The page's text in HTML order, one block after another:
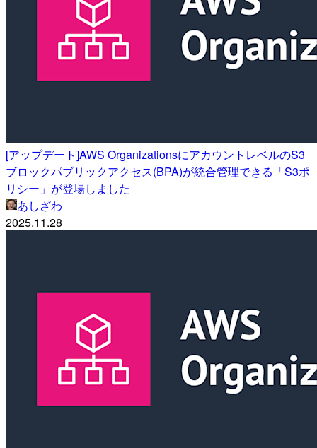
[アップデート]AWS OrganizationsにアカウントレベルのS3
ブロックパブリックアクセス(BPA)が統合管理できる「S3ポ
リシー」が登場しました
あしざわ
2025.11.28